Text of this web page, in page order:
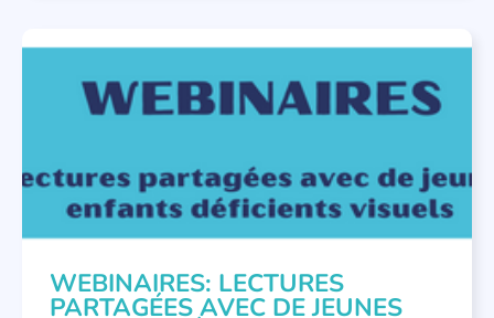
WEBINAIRES: LECTURES
PARTAGÉES AVEC DE JEUNES